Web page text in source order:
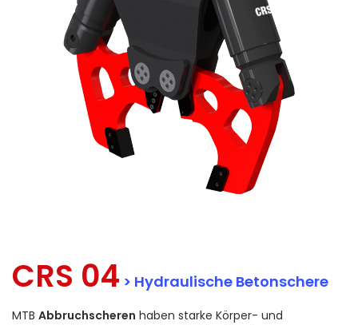
CRS 04 > Hydraulische Betonschere
MTB Abbruchscheren haben starke Körper- und